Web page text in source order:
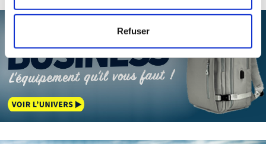
mètres près
pour en relever les caractéristiques spécifiques
(empreintes digitales).
Pour en savoir plus sur le traitement de vos données
personnelles et définir vos préférences, reportez-vous à
lasection « Détails »
. Vous pouvez modifier ou retirer
votre consentement à tout moment à partir de la
déclaration sur les cookies.
Refuser